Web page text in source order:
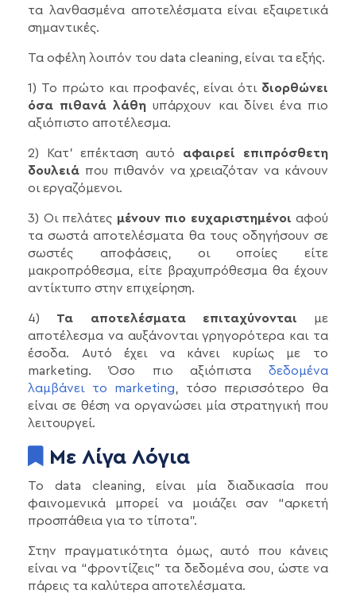
τα λανθασμένα αποτελέσματα είναι εξαιρετικά
σημαντικές.
Τα οφέλη λοιπόν του data cleaning, είναι τα εξής.
1) Το πρώτο και προφανές, είναι ότι διορθώνει
όσα πιθανά λάθη υπάρχουν και δίνει ένα πιο
αξιόπιστο αποτέλεσμα.
2) Κατ’ επέκταση αυτό αφαιρεί επιπρόσθετη
δουλειά που πιθανόν να χρειαζόταν να κάνουν
οι εργαζόμενοι.
3) Οι πελάτες μένουν πιο ευχαριστημένοι αφού
τα σωστά αποτελέσματα θα τους οδηγήσουν σε
σωστές αποφάσεις, οι οποίες είτε
μακροπρόθεσμα, είτε βραχυπρόθεσμα θα έχουν
αντίκτυπο στην επιχείρηση.
4) Τα αποτελέσματα επιταχύνονται με
αποτέλεσμα να αυξάνονται γρηγορότερα και τα
έσοδα. Αυτό έχει να κάνει κυρίως με το
marketing. Όσο πιο αξιόπιστα δεδομένα
λαμβάνει το marketing , τόσο περισσότερο θα
είναι σε θέση να οργανώσει μία στρατηγική που
λειτουργεί.
Με Λίγα Λόγια
Το data cleaning, είναι μία διαδικασία που
φαινομενικά μπορεί να μοιάζει σαν “αρκετή
προσπάθεια για το τίποτα”.
Στην πραγματικότητα όμως, αυτό που κάνεις
είναι να “φροντίζεις” τα δεδομένα σου, ώστε να
πάρεις τα καλύτερα αποτελέσματα.